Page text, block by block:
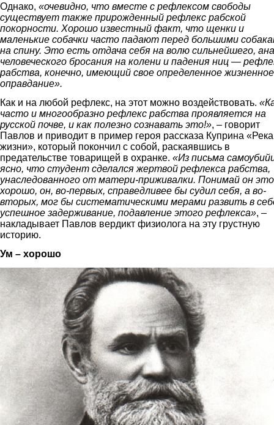
Однако, «очевидно, что вместе с рефлексом свободы
существует также прирожденный рефлекс рабской
покорности. Хорошо известный факт, что щенки и
маленькие собачки часто падают перед большими
на спину. Это есть отдача себя на волю сильнейшего,
человеческого бросания на колени и падения ниц —
рабства, конечно, имеющий свое определенное жизненное
оправдание».
Как и на любой рефлекс, на этот можно воздействовать.
часто и многообразно рефлекс рабства проявляется на
русской почве, и как полезно сознавать это!», – говорит
Павлов и приводит в пример героя рассказа Куприна «Река
жизни», который покончил с собой, раскаявшись в
предательстве товарищей в охранке. «Из письма
ясно, что студент сделался жертвой рефлекса рабства,
унаследованного от матери-приживалки. Понимай он это
хорошо, он, во-первых, справедливее бы судил себя, а во-
вторых, мог бы систематическими мерами развить в
успешное задерживание, подавление этого рефлекса», –
накладывает Павлов вердикт физиолога на эту грустную
историю.
Ум – хорошо
2.jpg